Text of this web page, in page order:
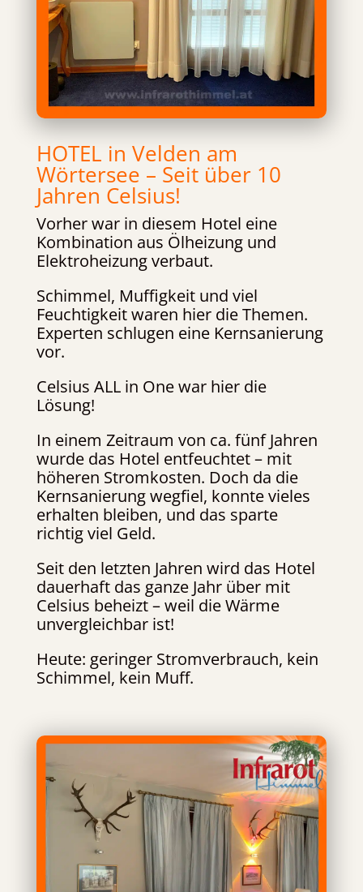
HOTEL in Velden am
Wörtersee – Seit über 10
Jahren Celsius!
Vorher war in diesem Hotel eine
Kombination aus Ölheizung und
Elektroheizung verbaut.
Schimmel, Muffigkeit und viel
Feuchtigkeit waren hier die Themen.
Experten schlugen eine Kernsanierung
vor.
Celsius ALL in One war hier die
Lösung!
In einem Zeitraum von ca. fünf Jahren
wurde das Hotel entfeuchtet – mit
höheren Stromkosten. Doch da die
Kernsanierung wegfiel, konnte vieles
erhalten bleiben, und das sparte
richtig viel Geld.
Seit den letzten Jahren wird das Hotel
dauerhaft das ganze Jahr über mit
Celsius beheizt – weil die Wärme
unvergleichbar ist!
Heute: geringer Stromverbrauch, kein
Schimmel, kein Muff.